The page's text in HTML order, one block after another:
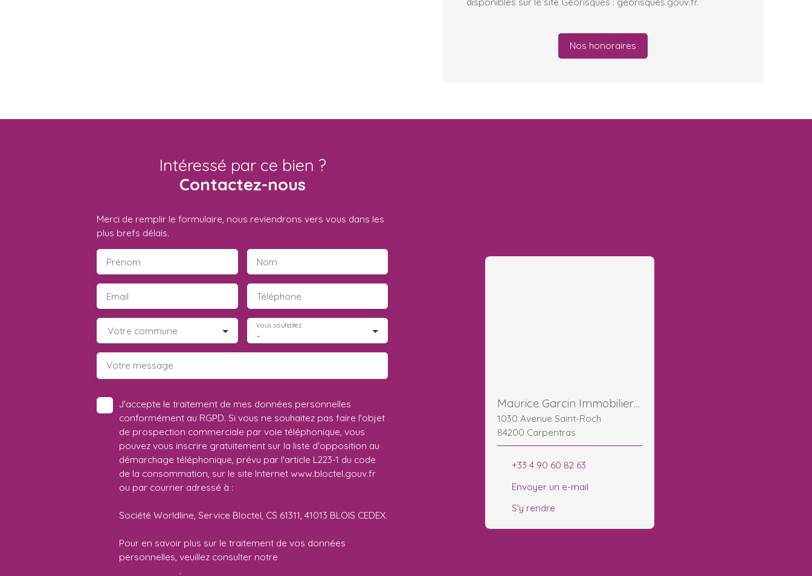
Nos honoraires
Intéressé par ce bien ?
Contactez-nous
Merci de remplir le formulaire, nous reviendrons vers vous dans les
plus brefs délais.
Prénom Nom
Email Téléphone
Votre commune -
Vous souhaitez
Votre message
J'accepte le traitement de mes données personnelles
conformément au RGPD. Si vous ne souhaitez pas faire l'objet
de prospection commerciale par voie téléphonique, vous
pouvez vous inscrire gratuitement sur la liste d'opposition au
démarchage téléphonique, prévu par l'article L223-1 du code
de la consommation, sur le site Internet www.bloctel.gouv.fr
ou par courrier adressé à :
Société Worldline, Service Bloctel, CS 61311, 41013 BLOIS CEDEX.
Pour en savoir plus sur le traitement de vos données
personnelles, veuillez consulter notre
.
Maurice Garcin Immobilier Carpentras Ventoux
1030 Avenue Saint-Roch
84200 Carpentras
+33 4 90 60 82 63
Envoyer un e-mail
S'y rendre